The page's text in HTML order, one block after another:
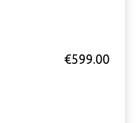
€599.00